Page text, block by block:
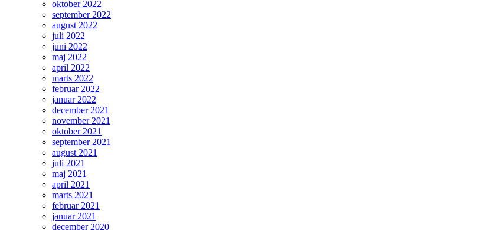
oktober 2022
september 2022
august 2022
juli 2022
juni 2022
maj 2022
april 2022
marts 2022
februar 2022
januar 2022
december 2021
november 2021
oktober 2021
september 2021
august 2021
juli 2021
maj 2021
april 2021
marts 2021
februar 2021
januar 2021
december 2020